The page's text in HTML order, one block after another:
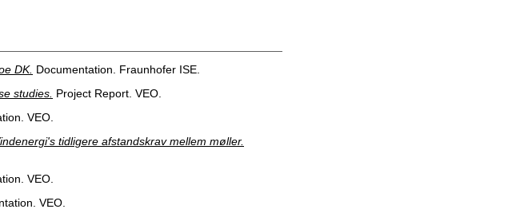
DK. Documentation. Fraunhofer ISE.
studies. Project Report. VEO.
VEO.
tidligere afstandskrav mellem møller.
VEO.
VEO.